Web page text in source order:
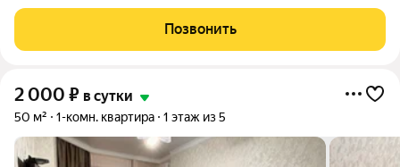
предоставляется Wi Fi , Smart TV ,кондиционер, свежее
постельное белье и полотенца ,большая
Позвонить
2 000 ₽ в сутки
50 м² 1-комн. квартира 1 этаж из 5